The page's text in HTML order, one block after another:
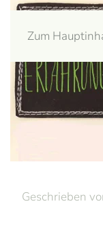
Zum
Geschrieben